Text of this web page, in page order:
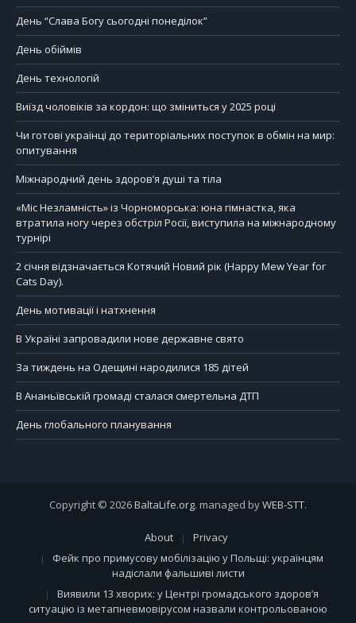
День “Слава Богу сьогодні понеділок”
День обіймів
День технологій
Виїзд чоловіків за кордон: що зміниться у 2025 році
Чи готові українці до територіальних поступок в обмін на мир:
опитування
Міжнародний день здоров’я душі та тіла
«Міс Незламність» із Чорноморська: юна гімнастка, яка
втратила ногу через обстріл Росії, виступила на міжнародному
турнірі
2 січня відзначається Котячий Новий рік (Happy Mew Year for
Cats Day).
День мотивації і натхнення
В Україні запровадили нове державне свято
За тиждень на Одещині народилися 185 дітей
В Ананьївській громаді сталася смертельна ДТП
День глобального планування
Copyright © 2026BaltaLife.org. managed byWEB-STT.
About
Privacy
Фейк про примусову мобілізацію у Польщі: українцям
надіслали фальшиві листи
Виявили 13 хворих: у Центрі громадського здоров’я
ситуацію із метапневмовірусом назвали контрольованою